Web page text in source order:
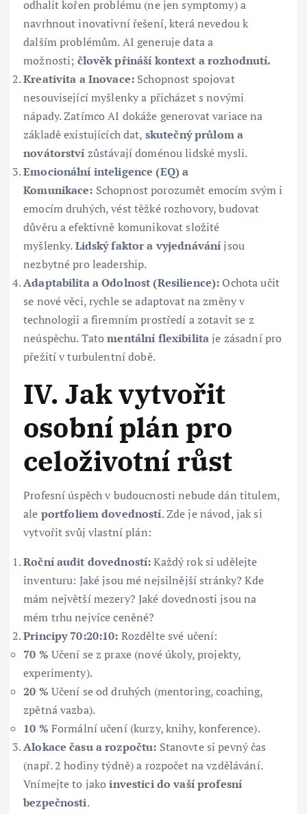
odhalit kořen problému (ne jen symptomy) a
navrhnout inovativní řešení, která nevedou k
dalším problémům. AI generuje data a
možnosti; člověk přináší kontext a rozhodnutí.
Kreativita a Inovace: Schopnost spojovat
nesouvisející myšlenky a přicházet s novými
nápady. Zatímco AI dokáže generovat variace na
základě existujících dat, skutečný průlom a
novátorství zůstávají doménou lidské mysli.
Emocionální inteligence (EQ) a
Komunikace: Schopnost porozumět emocím svým i
emocím druhých, vést těžké rozhovory, budovat
důvěru a efektivně komunikovat složité
myšlenky.Lidský faktor a vyjednáváníjsou
nezbytné pro leadership.
Adaptabilita a Odolnost (Resilience): Ochota učit
se nové věci, rychle se adaptovat na změny v
technologii a firemním prostředí a zotavit se z
neúspěchu. Tatomentální flexibilitaje zásadní pro
přežití v turbulentní době.
IV. Jak vytvořit
osobní plán pro
celoživotní růst
Profesní úspěch v budoucnosti nebude dán titulem,
ale portfoliem dovedností. Zde je návod, jak si
vytvořit svůj vlastní plán:
Roční audit dovedností:Každý rok si udělejte
inventuru: Jaké jsou mé nejsilnější stránky? Kde
mám největší mezery? Jaké dovednosti jsou na
mém trhu nejvíce ceněné?
Principy 70:20:10: Rozdělte své učení:
70 % Učení se z praxe (nové úkoly, projekty,
experimenty).
20 % Učení se od druhých (mentoring, coaching,
zpětná vazba).
10 % Formální učení (kurzy, knihy, konference).
Alokace času a rozpočtu: Stanovte si pevný čas
(např. 2 hodiny týdně) a rozpočet na vzdělávání.
Vnímejte to jakoinvestici do vaší profesní
bezpečnosti.